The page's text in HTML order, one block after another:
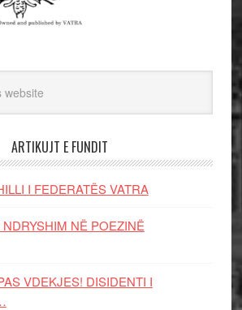
ARTIKUJT E FUNDIT
I FEDERATËS VATRA
NË POEZINË
VDEKJES! DISIDENTI I